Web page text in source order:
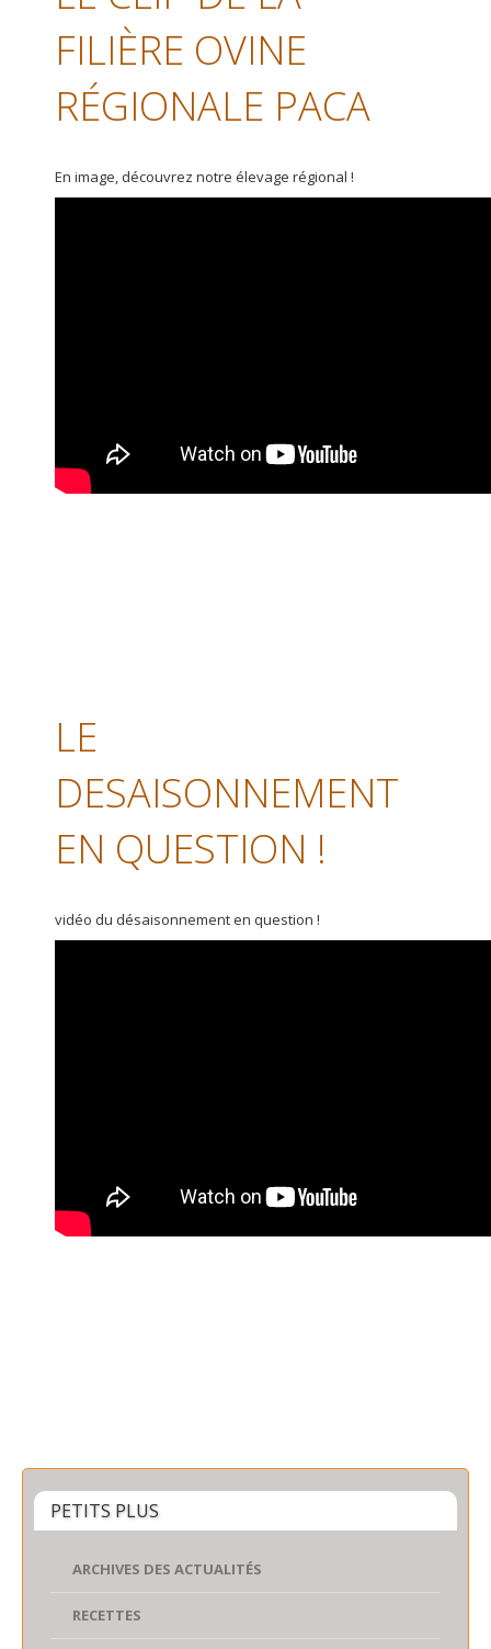
FILIÈRE OVINE
RÉGIONALE PACA
En image, découvrez notre élevage régional !
LE
DESAISONNEMENT
EN QUESTION !
vidéo du désaisonnement en question !
PETITS PLUS
ARCHIVES DES ACTUALITÉS
RECETTES